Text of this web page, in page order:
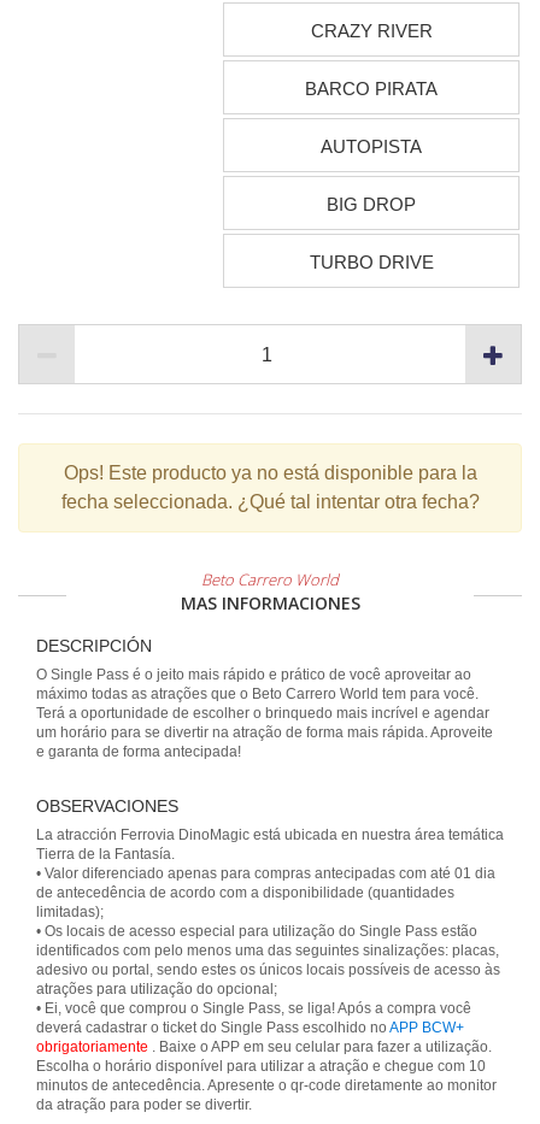
CRAZY RIVER
BARCO PIRATA
AUTOPISTA
BIG DROP
TURBO DRIVE
Ops! Este producto ya no está disponible para la
fecha seleccionada. ¿Qué tal intentar otra fecha?
Beto Carrero World
MAS INFORMACIONES
DESCRIPCIÓN
O Single Pass é o jeito mais rápido e prático de você aproveitar ao
máximo todas as atrações que o Beto Carrero World tem para você.
Terá a oportunidade de escolher o brinquedo mais incrível e agendar
um horário para se divertir na atração de forma mais rápida. Aproveite
e garanta de forma antecipada!
OBSERVACIONES
La atracción Ferrovia DinoMagic está ubicada en nuestra área temática
Tierra de la Fantasía.
• Valor diferenciado apenas para compras antecipadas com até 01 dia
de antecedência de acordo com a disponibilidade (quantidades
limitadas);
• Os locais de acesso especial para utilização do Single Pass estão
identificados com pelo menos uma das seguintes sinalizações: placas,
adesivo ou portal, sendo estes os únicos locais possíveis de acesso às
atrações para utilização do opcional;
• Ei, você que comprou o Single Pass, se liga! Após a compra você
deverá cadastrar o ticket do Single Pass escolhido no APP BCW+
obrigatoriamente . Baixe o APP em seu celular para fazer a utilização.
Escolha o horário disponível para utilizar a atração e chegue com 10
minutos de antecedência. Apresente o qr-code diretamente ao monitor
da atração para poder se divertir.